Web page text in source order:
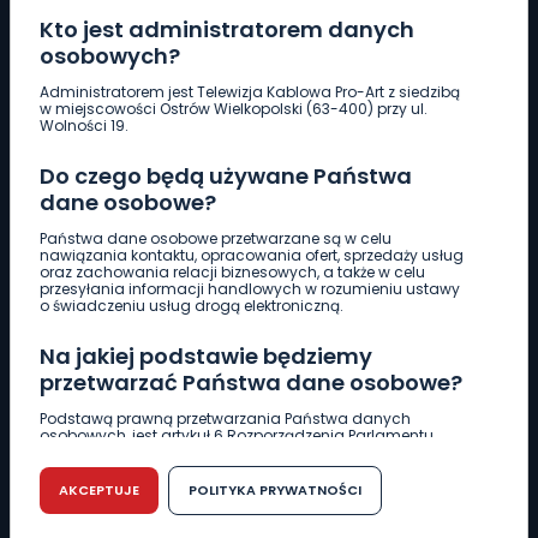
Kto jest administratorem danych
osobowych?
Administratorem jest Telewizja Kablowa Pro-Art z siedzibą
w miejscowości Ostrów Wielkopolski (63-400) przy ul.
Wolności 19.
Do czego będą używane Państwa
dane osobowe?
Państwa dane osobowe przetwarzane są w celu
nawiązania kontaktu, opracowania ofert, sprzedaży usług
oraz zachowania relacji biznesowych, a także w celu
przesyłania informacji handlowych w rozumieniu ustawy
o świadczeniu usług drogą elektroniczną.
Na jakiej podstawie będziemy
przetwarzać Państwa dane osobowe?
Podstawą prawną przetwarzania Państwa danych
osobowych, jest artykuł 6 Rozporządzenia Parlamentu
r. w sprawie ochrony osób fizycznych w związku z
przetwarzaniem danych osobowych w sprawie
swobodnego przepływu takich danych oraz uchylenia
dyrektywy 95/46/WE (RODO).
AKCEPTUJE POLITYKA PRYWATNOŚCI
Pobierz logotyp
661 997 997
REDAKCJA
62 735 22 22redakcja@wlkp24.info
DZIAŁ REKLAMY
62 735 01 85 reklama@wlkp24.info
WIADOMOŚCI
CIEKAWOSTKI